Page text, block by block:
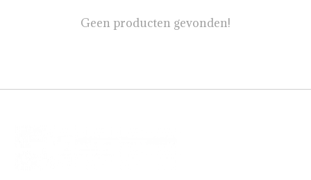
Geen producten gevonden!